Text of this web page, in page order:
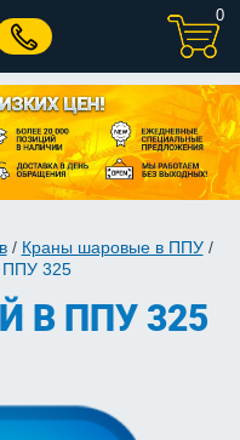
0
/ Краны шаровые в ППУ/
ППУ 325
В ППУ 325